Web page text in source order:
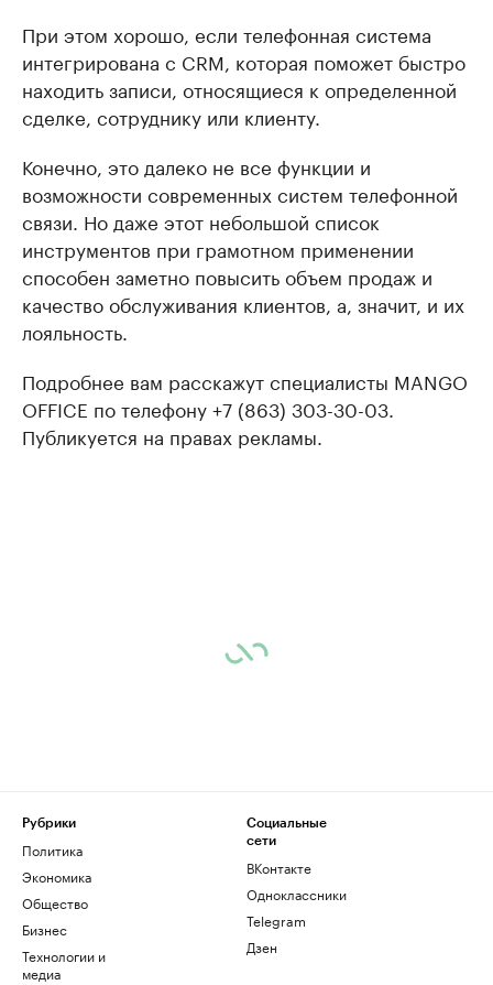
При этом хорошо, если телефонная система
интегрирована с CRM, которая поможет быстро
находить записи, относящиеся к определенной
сделке, сотруднику или клиенту.
Конечно, это далеко не все функции и
возможности современных систем телефонной
связи. Но даже этот небольшой список
инструментов при грамотном применении
способен заметно повысить объем продаж и
качество обслуживания клиентов, а, значит, и их
лояльность.
Подробнее вам расскажут специалисты MANGO
OFFICE по телефону +7 (863) 303-30-03.
Публикуется на правах рекламы.
Рубрики
Политика
Экономика
Общество
Бизнес
Технологии и
медиа
Социальные
сети
ВКонтакте
Одноклассники
Telegram
Дзен